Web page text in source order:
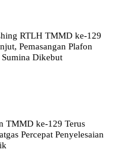
RTLH TMMD ke-129
Pemasangan Plafon
Dikebut
TMMD ke-129 Terus
Percepat Penyelesaian